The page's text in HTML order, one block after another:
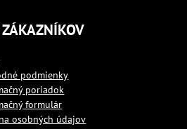
podmienky
poriadok
formulár
osobných údajov